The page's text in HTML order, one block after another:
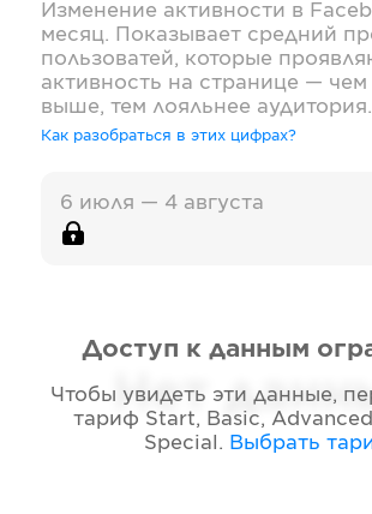
Изменение активности в
месяц. Показывает средний
пользоватей, которые
активность на странице — чем
выше, тем лояльнее аудитория.
Как разобраться в этих цифрах?
6 июля — 4 августа
Нет
Доступ к данным
Чтобы увидеть эти данные,
тариф Start, Basic,
Special . Выбрать